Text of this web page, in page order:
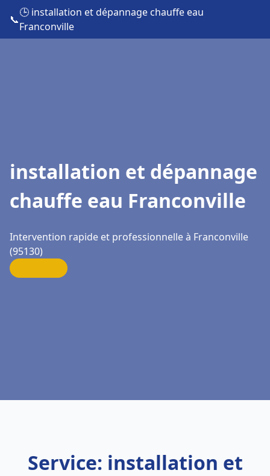
📞
🕒 installation et dépannage chauffe eau
Franconville
installation et dépannage
chauffe eau Franconville
Intervention rapide et professionnelle à Franconville
(95130)
Service: installation et